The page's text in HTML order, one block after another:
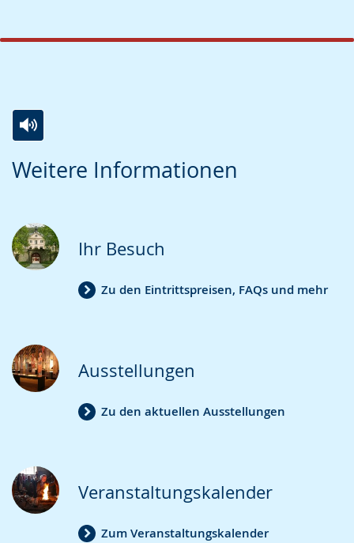
Weitere Informationen
Leichten
wechseln.
Audio-
Video
Deutscher
Gebärdensprache
wird
Ihr Besuch
Zu den Eintrittspreisen, FAQs und mehr
Ausstellungen
Zu den aktuellen Ausstellungen
Veranstaltungskalender
Zum Veranstaltungskalender